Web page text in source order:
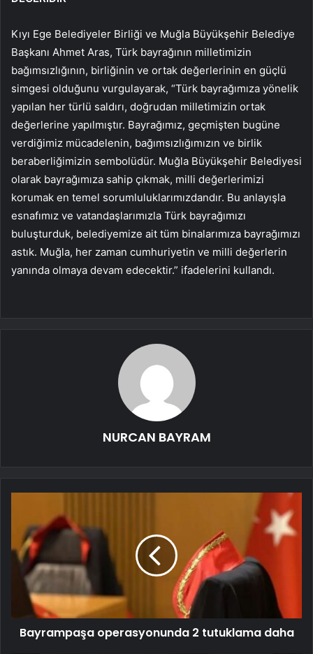
Kıyı Ege Belediyeler Birliği ve Muğla Büyükşehir Belediye
Başkanı Ahmet Aras, Türk bayrağının milletimizin
bağımsızlığının, birliğinin ve ortak değerlerinin en güçlü
simgesi olduğunu vurgulayarak, “Türk bayrağımıza yönelik
yapılan her türlü saldırı, doğrudan milletimizin ortak
değerlerine yapılmıştır. Bayrağımız, geçmişten bugüne
verdiğimiz mücadelenin, bağımsızlığımızın ve birlik
beraberliğimizin sembolüdür. Muğla Büyükşehir Belediyesi
olarak bayrağımıza sahip çıkmak, milli değerlerimizi
korumak en temel sorumluluklarımızdandır. Bu anlayışla
esnafımız ve vatandaşlarımızla Türk bayrağımızı
buluşturduk, belediyemize ait tüm binalarımıza bayrağımızı
astık. Muğla, her zaman cumhuriyetin ve milli değerlerin
yanında olmaya devam edecektir.” ifadelerini kullandı.
NURCAN BAYRAM
Bayrampaşa operasyonunda 2 tutuklama daha